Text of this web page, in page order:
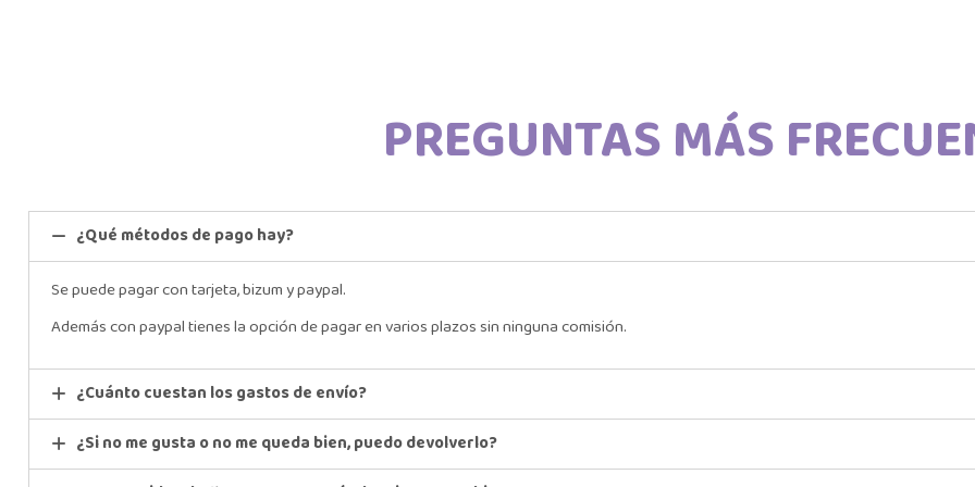
PREGUNTAS MÁS
¿Qué métodos de pago hay?
Se puede pagar con tarjeta, bizum y paypal.
Además con paypal tienes la opción de pagar en varios plazos sin ninguna comisión.
¿Cuánto cuestan los gastos de envío?
¿Si no me gusta o no me queda bien, puedo devolverlo?